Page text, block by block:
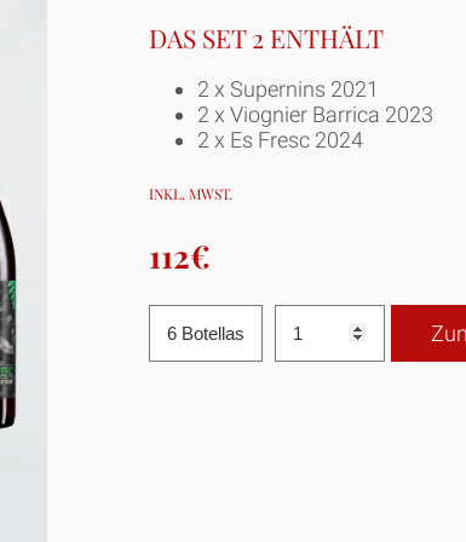
DAS SET 2 ENTHÄLT
2 x Supernins 2021
2 x Viognier Barrica 2023
2 x Es Fresc 2024
INKL. MWST.
112€